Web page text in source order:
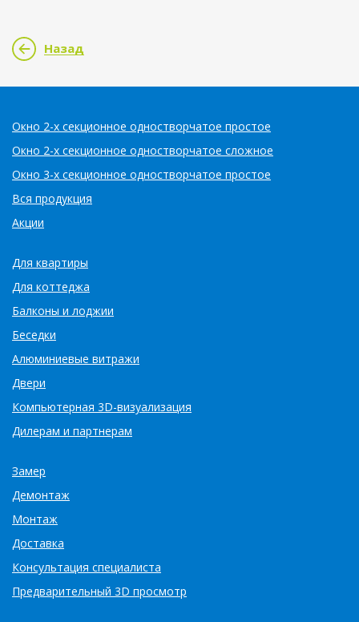
Назад
Окно 2-х секционное одностворчатое простое
Окно 2-х секционное одностворчатое сложное
Окно 3-х секционное одностворчатое простое
Вся продукция
Акции
Для квартиры
Для коттеджа
Балконы и лоджии
Беседки
Алюминиевые витражи
Двери
Компьютерная 3D-визуализация
Дилерам и партнерам
Замер
Демонтаж
Монтаж
Доставка
Консультация специалиста
Предварительный 3D просмотр